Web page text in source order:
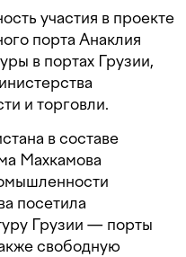
участия в проекте
порта Анаклия
в портах Грузии,
и торговли.
в составе
Махкамова
посетила
Грузии — порты
свободную